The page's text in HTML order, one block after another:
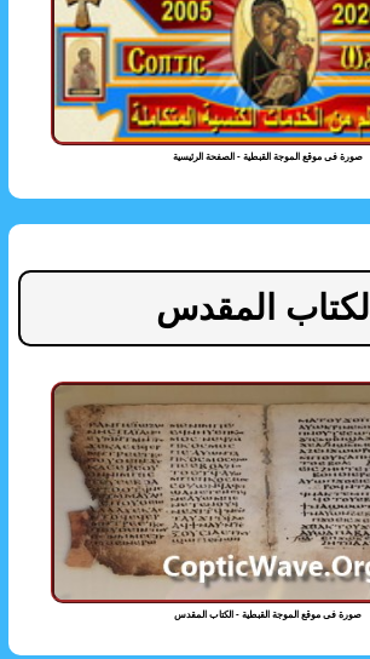
صورة فى موقع الموجة القبطية - الصفحة الرئيسية
الكتاب المقدس
صورة فى موقع الموجة القبطية - الكتاب المقدس